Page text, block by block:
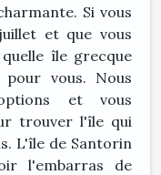
Si vous
et que vous
île grecque
vous. Nous
et vous
trouver l'île qui
L'île de Santorin
l'embarras de